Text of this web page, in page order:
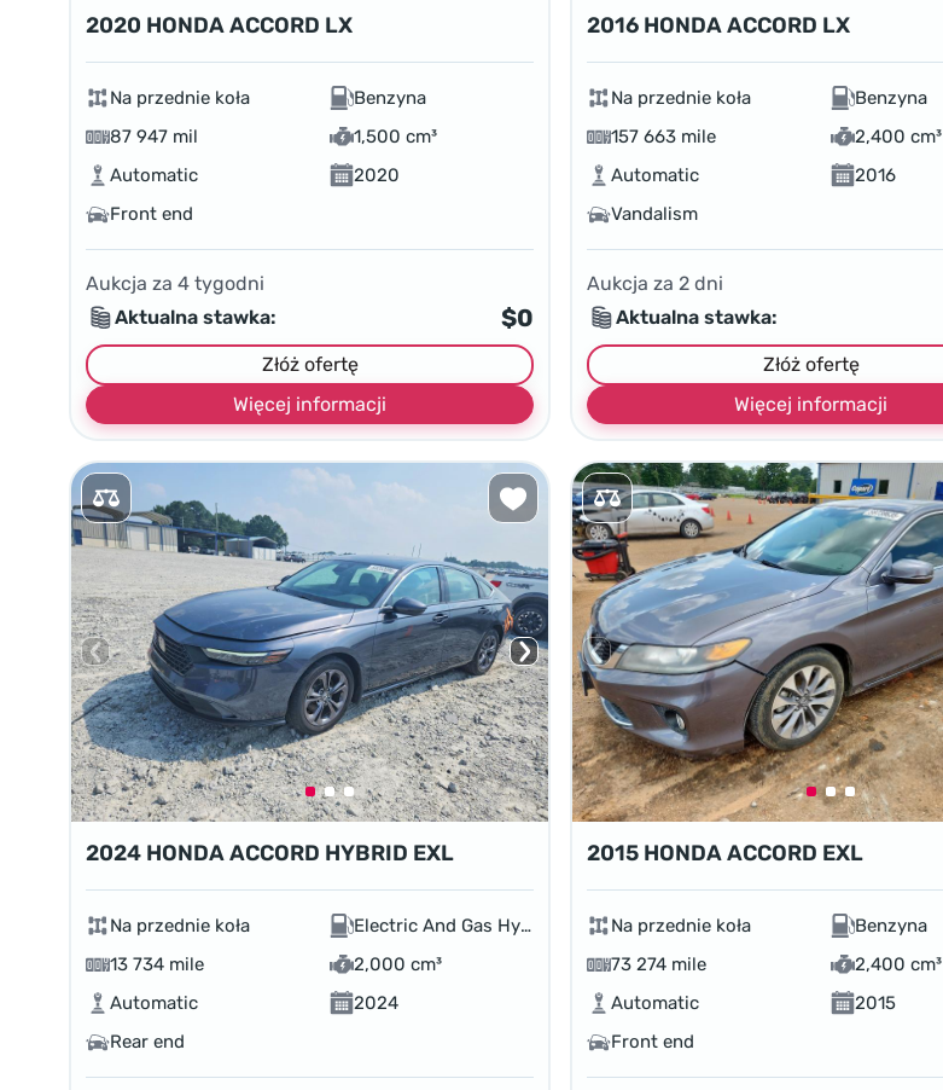
2020 HONDA ACCORD LX
Na przednie koła
Benzyna
87 947 mil
1,500 cm³
Automatic
2020
Front end
Aukcja za 4 tygodni
Aktualna stawka:
$0
Złóż ofertę
Więcej informacji
2016 HONDA ACCORD LX
Na przednie koła
Benzyna
157 663 mile
2,400 cm³
Automatic
2016
Vandalism
Aukcja za2 dni
Aktualna stawka:
Złóż ofertę
Więcej informacji
2024 HONDA ACCORD HYBRID EXL
Na przednie koła
Electric And Gas Hybrid
13 734 mile
2,000 cm³
Automatic
2024
Rear end
2015 HONDA ACCORD EXL
Na przednie koła
Benzyna
73 274 mile
2,400 cm³
Automatic
2015
Front end